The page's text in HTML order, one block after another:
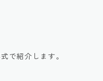
で紹介します。